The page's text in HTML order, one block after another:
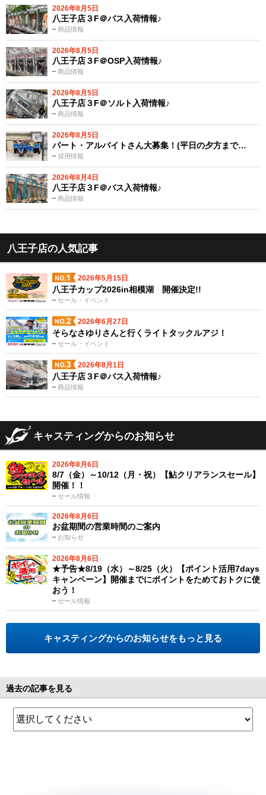
2026年8月5日
商品情報
八王子店３F＠バス入荷情報♪
2026年8月5日
商品情報
八王子店３F＠OSP入荷情報♪
2026年8月5日
商品情報
八王子店３F＠ソルト入荷情報♪
2026年8月5日
採用情報
パート・アルバイトさん大募集！(平日の夕方まで…
2026年8月4日
商品情報
八王子店３F＠バス入荷情報♪
八王子店の人気記事
2026年5月15日
セール・イベント
八王子カップ2026in相模湖 開催決定!!
2026年6月27日
セール・イベント
そらなさゆりさんと行くライトタックルアジ！
2026年8月1日
商品情報
八王子店３F＠バス入荷情報♪
キャスティングからのお知らせ
2026年8月6日
セール情報
8/7（金）～10/12（月・祝）【鮎クリアランスセール】
開催！！
2026年8月6日
お知らせ
お盆期間の営業時間のご案内
2026年8月6日
セール情報
★予告★8/19（水）～8/25（火）【ポイント活用7days
キャンペーン】開催までにポイントをためておトクに使
おう！
キャスティングからのお知らせをもっと見る
過去の記事を見る